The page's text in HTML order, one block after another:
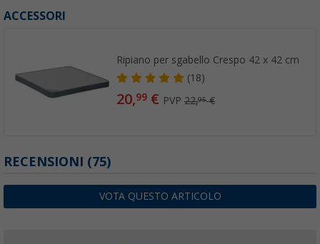
ACCESSORI
Ripiano per sgabello Crespo 42 x 42 cm
(18)
20,99 € PVP22,95€
RECENSIONI (75)
VOTA QUESTO ARTICOLO